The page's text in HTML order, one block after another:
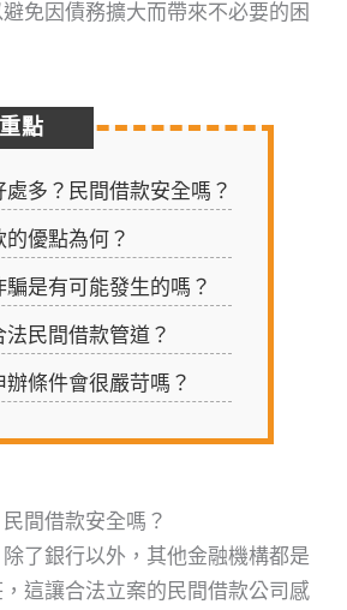
免因債務擴大而帶來不必要的困
點
處多？民間借款安全嗎？
優點為何？
騙是有可能發生的嗎？
民間借款管道？
辦條件會很嚴苛嗎？
間借款安全嗎？
了銀行以外，其他金融機構都是
這讓合法立案的民間借款公司感